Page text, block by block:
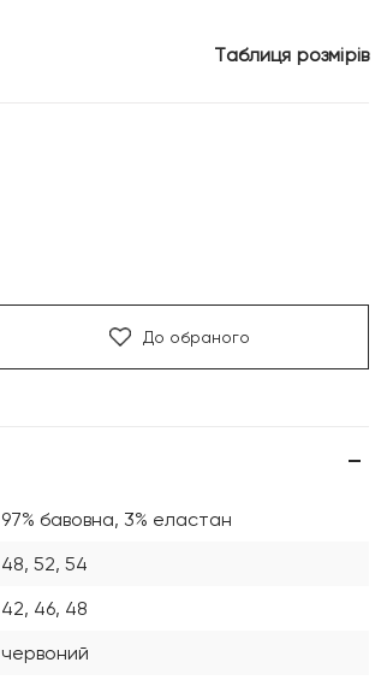
Таблиця розмірів
До обраного
97% бавовна, 3% еластан
48, 52, 54
42, 46, 48
червоний